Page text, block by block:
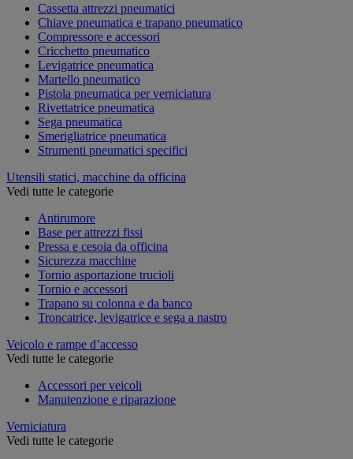
Cassetta attrezzi pneumatici
Chiave pneumatica e trapano pneumatico
Compressore e accessori
Cricchetto pneumatico
Levigatrice pneumatica
Martello pneumatico
Pistola pneumatica per verniciatura
Rivettatrice pneumatica
Sega pneumatica
Smerigliatrice pneumatica
Strumenti pneumatici specifici
Utensili statici, macchine da officina
Vedi tutte le categorie
Antirumore
Base per attrezzi fissi
Pressa e cesoia da officina
Sicurezza macchine
Tornio asportazione trucioli
Tornio e accessori
Trapano su colonna e da banco
Troncatrice, levigatrice e sega a nastro
Veicolo e rampe d’accesso
Vedi tutte le categorie
Accessori per veicoli
Manutenzione e riparazione
Verniciatura
Vedi tutte le categorie